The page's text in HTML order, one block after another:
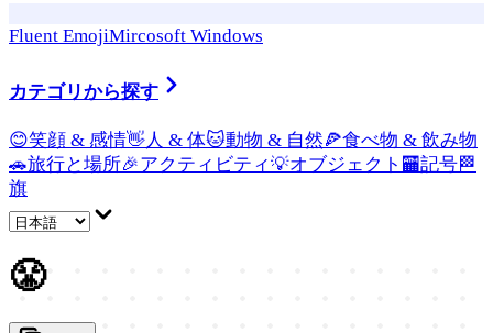
Fluent EmojiMircosoft Windows
カテゴリから探す
😊笑顔 & 感情👋 人 & 体🐱動物 & 自然🍕食べ物 & 飲み物
🚗旅行と場所🎉アクティビティ💡オブジェクト 🏧記号🏁
旗
😤